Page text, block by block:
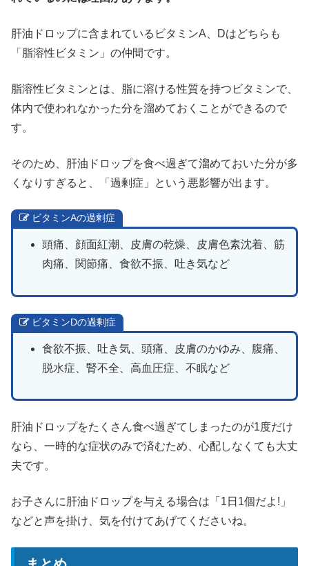
肝油ドロップに含まれているビタミンA、Dはどちらも
「脂溶性ビタミン」の仲間です。
脂溶性ビタミンとは、脂に溶ける性質を持つビタミンで、
体内で使われなかった分を溜めておくことができるので
す。
そのため、肝油ドロップを食べ過ぎて溜めておいた分が多
くなりすぎると、「過剰症」という悪影響が出ます。
ビタミンAの過剰症
頭痛、顔面紅潮、皮膚の乾燥、皮膚色素沈着、筋
肉痛、関節痛、食欲不振、吐き気など
ビタミンDの過剰症
食欲不振、吐き気、頭痛、皮膚のかゆみ、腹痛、
脱水症、腎不全、高血圧症、不眠など
肝油ドロップをたくさん食べ過ぎてしまったのが1度だけ
なら、一時的な症状のみで済むため、心配しなくても大丈
夫です。
お子さんに肝油ドロップを与える場合は「1日1個だよ!」
などと声を掛け、気を付けてあげてくださいね。